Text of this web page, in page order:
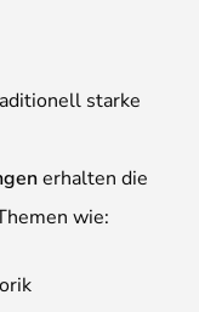
starke
erhalten die
wie: